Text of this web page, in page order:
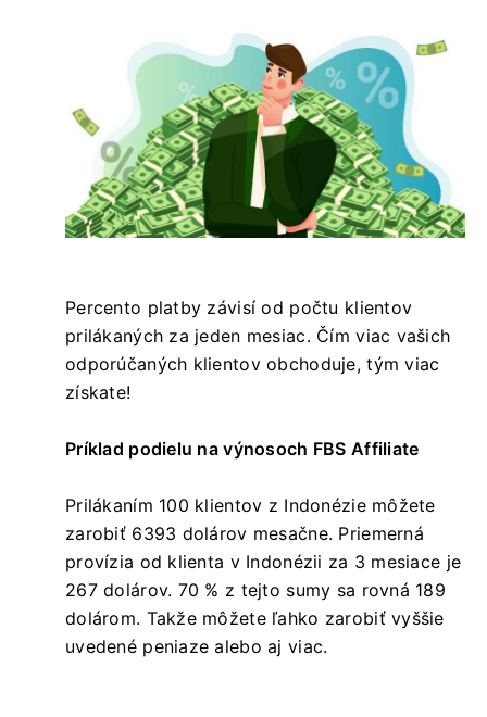
Percento platby závisí od počtu klientov
prilákaných za jeden mesiac. Čím viac vašich
odporúčaných klientov obchoduje, tým viac
získate!
Príklad podielu na výnosoch FBS Affiliate
Prilákaním 100 klientov z Indonézie môžete
zarobiť 6393 dolárov mesačne. Priemerná
provízia od klienta v Indonézii za 3 mesiace je
267 dolárov. 70 % z tejto sumy sa rovná 189
dolárom. Takže môžete ľahko zarobiť vyššie
uvedené peniaze alebo aj viac.